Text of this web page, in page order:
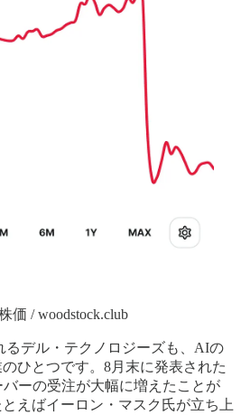
価 / woodstock.club
るデル・テクノロジーズも、AIの
ひとつです。8月末に発表された
ーの受注が大幅に増えたことが
えばイーロン・マスク氏が立ち上